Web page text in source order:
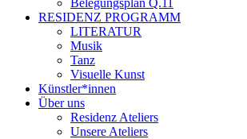
Belegungsplan Q.11
RESIDENZ PROGRAMM
LITERATUR
Musik
Tanz
Visuelle Kunst
Künstler*innen
Über uns
Residenz Ateliers
Unsere Ateliers